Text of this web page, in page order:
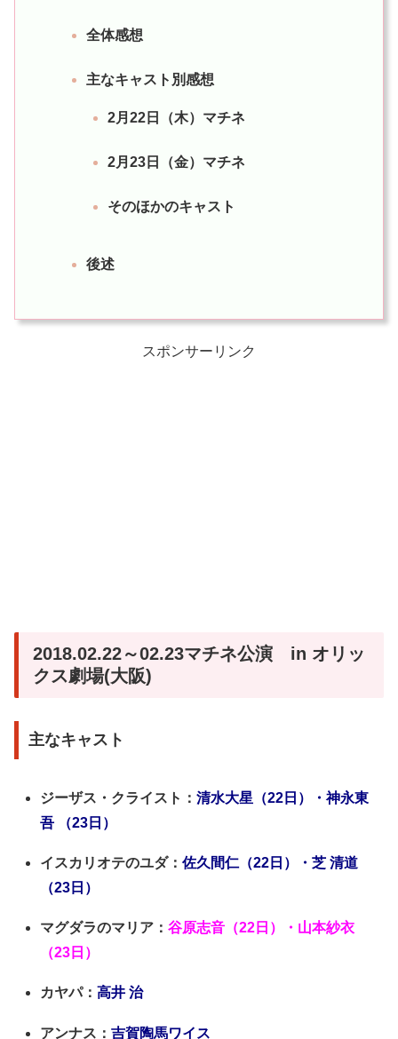
全体感想
主なキャスト別感想
2月22日（木）マチネ
2月23日（金）マチネ
そのほかのキャスト
後述
スポンサーリンク
2018.02.22～02.23マチネ公演 in オリッ
クス劇場(大阪)
主なキャスト
ジーザス・クライスト：清水大星（22日）・神永東
吾 （23日）
イスカリオテのユダ：佐久間仁（22日）・芝 清道
（23日）
マグダラのマリア：谷原志音（22日）・山本紗衣
（23日）
カヤパ：高井 治
アンナス：吉賀陶馬ワイス